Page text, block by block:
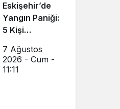
Eskişehir’de
Yangın Paniği:
5 Kişi
Etkilendi
7 Ağustos
2026 - Cum -
11:11